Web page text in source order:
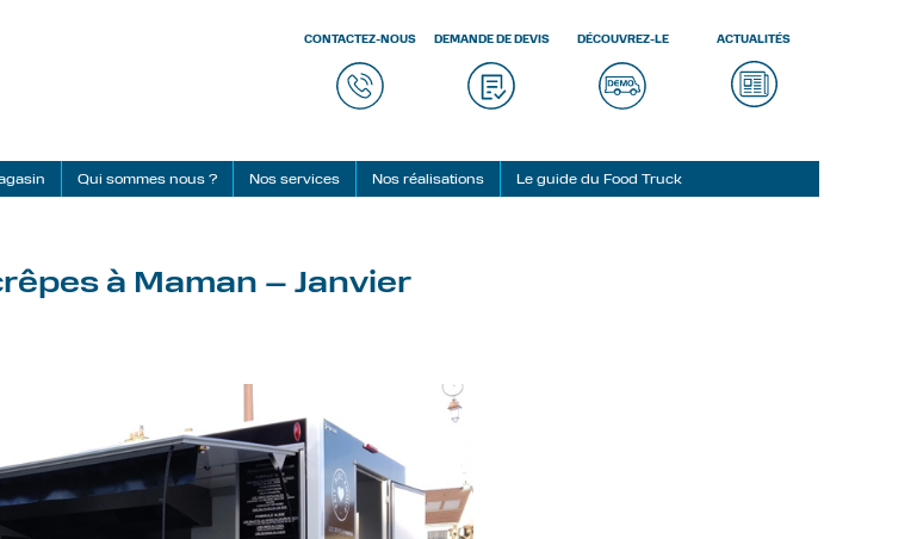
ACTUALITÉS
DÉCOUVREZ-LE
DEMANDE DE DEVIS
CONTACTEZ-NOUS
Qui sommes nous ? Nos services Nos réalisations Le guide du Food Truck
à Maman – Janvier